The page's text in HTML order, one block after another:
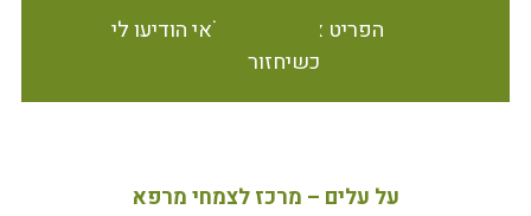
הפריט אינו זמין במלאי הודיעו לי
כשיחזור
על עלים – מרכז לצמחי מרפא